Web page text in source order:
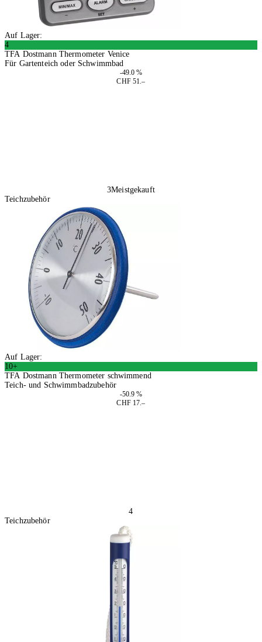
Auf Lager:
4
TFA Dostmann Thermometer Venice
Für Gartenteich oder Schwimmbad
-49.0 %
CHF 51.–
3Meistgekauft
Teichzubehör
Auf Lager:
10+
TFA Dostmann Thermometer schwimmend
Teich- und Schwimmbadzubehör
-50.9 %
CHF 17.–
4
Teichzubehör